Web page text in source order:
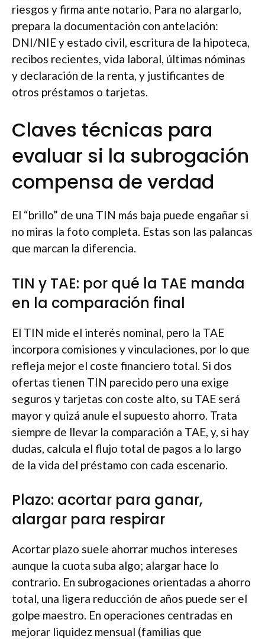
riesgos y firma ante notario. Para no alargarlo,
prepara la documentación con antelación:
DNI/NIE y estado civil, escritura de la hipoteca,
recibos recientes, vida laboral, últimas nóminas
y declaración de la renta, y justificantes de
otros préstamos o tarjetas.
Claves técnicas para
evaluar si la subrogación
compensa de verdad
El “brillo” de una TIN más baja puede engañar si
no miras la foto completa. Estas son las palancas
que marcan la diferencia.
TIN y TAE: por qué la TAE manda
en la comparación final
El TIN mide el interés nominal, pero la TAE
incorpora comisiones y vinculaciones, por lo que
refleja mejor el coste financiero total. Si dos
ofertas tienen TIN parecido pero una exige
seguros y tarjetas con coste alto, su TAE será
mayor y quizá anule el supuesto ahorro. Trata
siempre de llevar la comparación a TAE, y, si hay
dudas, calcula el flujo total de pagos a lo largo
de la vida del préstamo con cada escenario.
Plazo: acortar para ganar,
alargar para respirar
Acortar plazo suele ahorrar muchos intereses
aunque la cuota suba algo; alargar hace lo
contrario. En subrogaciones orientadas a ahorro
total, una ligera reducción de años puede ser el
golpe maestro. En operaciones centradas en
mejorar liquidez mensual (familias que